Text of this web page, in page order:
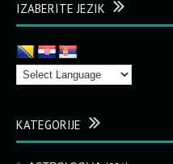
IZABERITE JEZIK
KATEGORIJE